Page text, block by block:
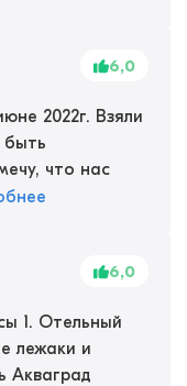
6,0
2022г. Взяли
быть
что нас
6,0
1. Отельный
лежаки и
Акваград